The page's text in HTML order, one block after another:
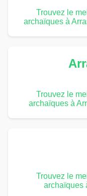
Trouvez le
archaïques à
Trouvez le
archaïques à
Trouvez le
archaïques